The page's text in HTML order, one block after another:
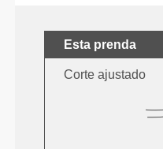
Esta prenda
Corte ajustado